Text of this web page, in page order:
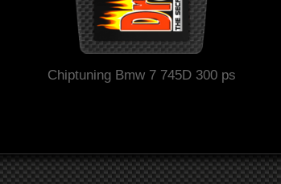
Chiptuning Bmw 7 745D 300 ps